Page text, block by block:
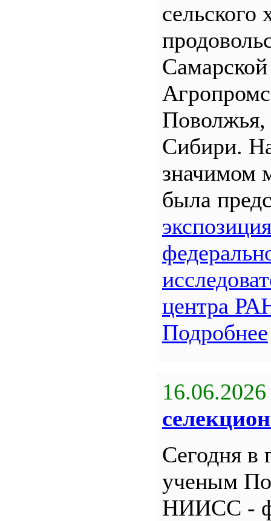
сельского
Поволжья,
Сибири.
значимом
была
центра
Подробнее
16.06.2026
Сегодня в
ученым
НИИСС -